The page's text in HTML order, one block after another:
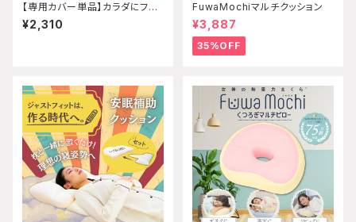
【専用カバー単品】カラダにフィ
ットする抱き枕 ※抱き枕本体
は付属しません
¥2,310
FuwaMochiマルチクッション
¥3,887
35%OFF